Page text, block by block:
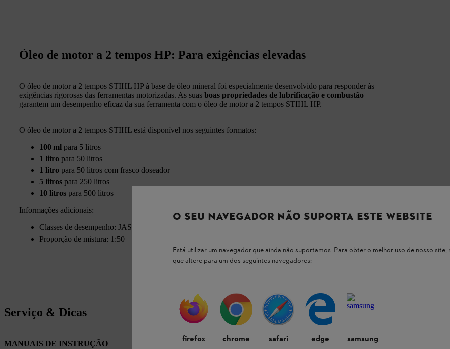
Óleo de motor a 2 tempos HP: Para exigências elevadas
O óleo de motor a 2 tempos STIHL HP à base de óleo mineral foi especialmente desenvolvido para responder às
exigências rigorosas das ferramentas motorizadas. As suas boas propriedades de lubrificação e combustão
garantem um desempenho eficaz da sua ferramenta com o óleo de motor a 2 tempos STIHL HP.
O óleo de motor a 2 tempos STIHL está disponível nos seguintes formatos:
100 ml para 5 litros
1 litro para 50 litros
1 litro para 50 litros com frasco doseador
5 litros para 250 litros
10 litros para 500 litros
Informações adicionais:
Classes de desempenho: JASO-FB, ISO-L-EGD
Proporção de mistura: 1:50
Serviço & Dicas
MANUAIS DE INSTRUÇÃO
O SEU NAVEGADOR NÃO SUPORTA ESTE WEBSITE
Está utilizar um navegador que ainda não suportamos. Para obter o melhor uso de nosso site,
que altere para um dos seguintes navegadores:
firefox chrome safari edge samsung